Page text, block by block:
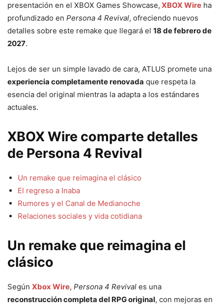
presentación en el XBOX Games Showcase, XBOX Wire ha
profundizado en Persona 4 Revival, ofreciendo nuevos
detalles sobre este remake que llegará el 18 de febrero de
2027.
Lejos de ser un simple lavado de cara, ATLUS promete una
experiencia completamente renovada que respeta la
esencia del original mientras la adapta a los estándares
actuales.
XBOX Wire comparte detalles
de Persona 4 Revival
Un remake que reimagina el clásico
El regreso a Inaba
Rumores y el Canal de Medianoche
Relaciones sociales y vida cotidiana
Un remake que reimagina el
clásico
Según Xbox Wire, Persona 4 Revival es una
reconstrucción completa del RPG original, con mejoras en